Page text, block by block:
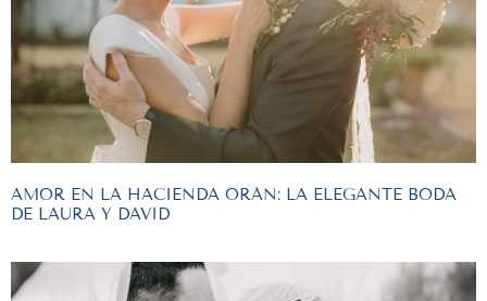
AMOR EN LA HACIENDA ORÁN: LA ELEGANTE BODA
DE LAURA Y DAVID